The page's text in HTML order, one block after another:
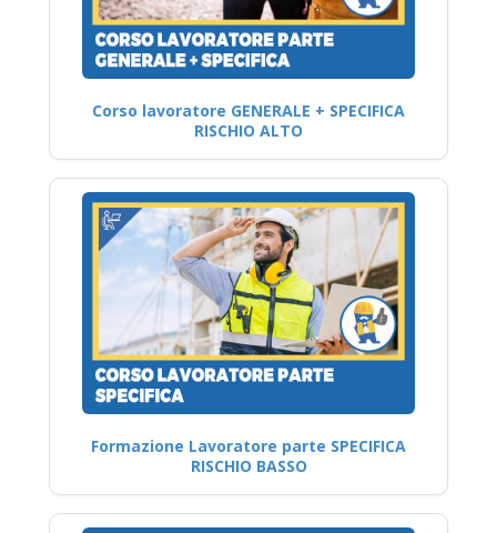
Corso lavoratore GENERALE + SPECIFICA
RISCHIO ALTO
Formazione Lavoratore parte SPECIFICA
RISCHIO BASSO